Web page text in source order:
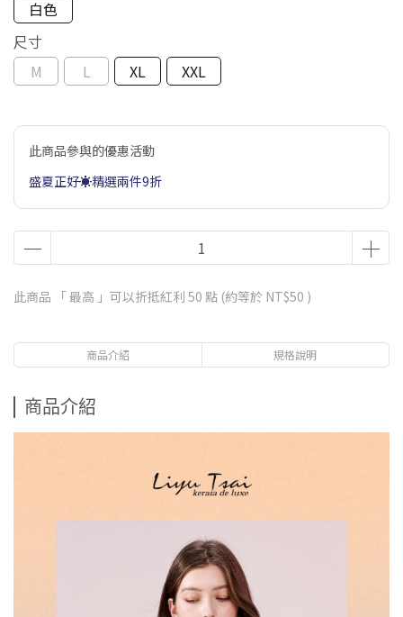
白色
尺寸
M
L XL XXL
此商品參與的優惠活動
盛夏正好☀️精選兩件9折
此商品 「 最高 」可以折抵紅利 50 點 (約等於 NT$50 )
商品介紹 規格說明
商品介紹